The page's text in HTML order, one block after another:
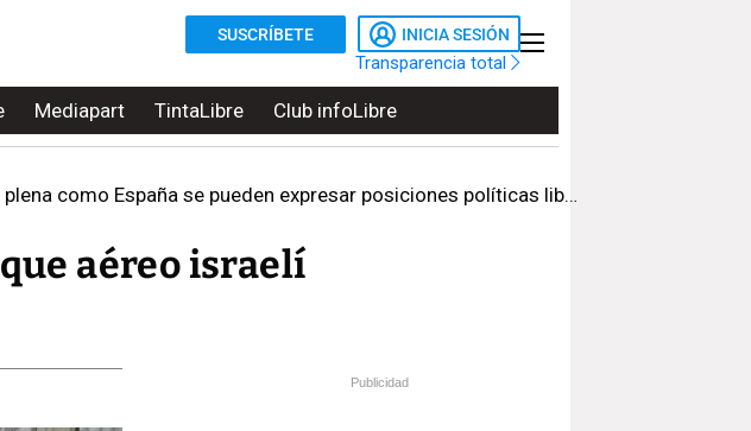
SUSCRÍBETE INICIA SESIÓN
Transparencia total
Mediapart TintaLibre Club infoLibre
como España se pueden expresar posiciones políticas libremente
aéreo israelí
Publicidad